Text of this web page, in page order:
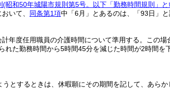
(昭和50年城陽市規則第5号。以下「勤務時間規則」と
いて、 同条第1項中「6月」とあるのは、「93日」と
年度任用職員の介護時間について準用する。 この場
れた勤務時間から5時間45分を減じた時間が2時間を
とするときは、休暇願にその期間を記して、あらか